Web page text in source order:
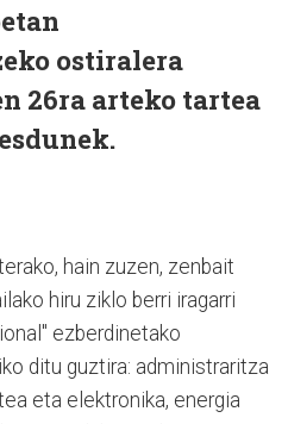
ostiralera
26ra arteko tartea
hain zuzen, zenbait
hiru ziklo berri iragarri
ezberdinetako
ditu guztira: administraritza
eta elektronika, energia